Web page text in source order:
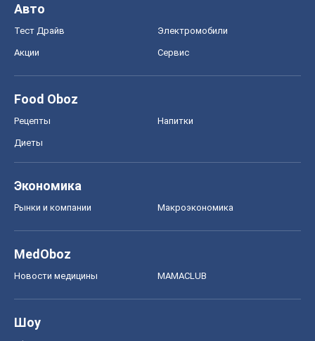
Авто
Тест Драйв Электромобили
Акции Сервис
Food Oboz
Рецепты Напитки
Диеты
Экономика
Рынки и компании Mакроэкономика
MedOboz
Новости медицины MAMACLUB
Шоу